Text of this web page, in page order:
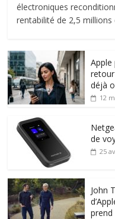
électroniques
rentabilité de 2,5 millions
Apple
déjà
12
de
25
John